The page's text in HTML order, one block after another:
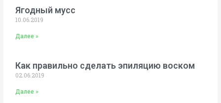
Ягодный мусс
10.06.2019
Далее »
Как правильно сделать эпиляцию воском
02.06.2019
Далее »